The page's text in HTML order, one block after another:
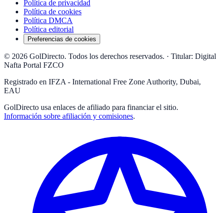
Política de privacidad
Política de cookies
Política DMCA
Política editorial
Preferencias de cookies
© 2026 GolDirecto. Todos los derechos reservados. · Titular: Digital
Nafta Portal FZCO
Registrado en IFZA - International Free Zone Authority, Dubai,
EAU
GolDirecto usa enlaces de afiliado para financiar el sitio.
Información sobre afiliación y comisiones.